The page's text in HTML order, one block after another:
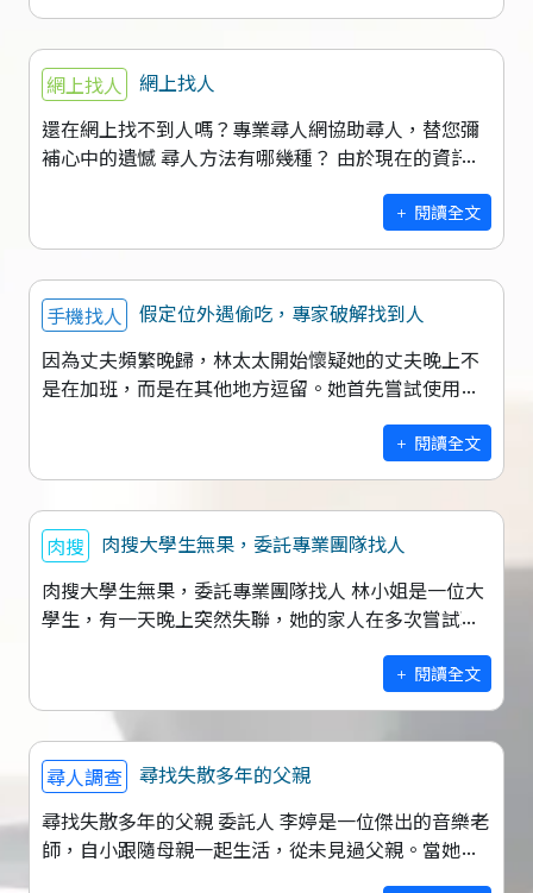
網上找人
網上找人
還在網上找不到人嗎？專業尋人網協助尋人，替您彌
補心中的遺憾 尋人方法有哪幾種？ 由於現在的資訊流
閱讀全文
手機找人
假定位外遇偷吃，專家破解找到人
因為丈夫頻繁晚歸，林太太開始懷疑她的丈夫晚上不
是在加班，而是在其他地方逗留。她首先嘗試使用手
似乎在市中心的一個辦公大樓。然而，林太 閱讀全文
肉搜
肉搜大學生無果，委託專業團隊找人
肉搜大學生無果，委託專業團隊找人 林小姐是一位大
學生，有一天晚上突然失聯，她的家人在多次嘗試聯
閱讀全文
尋人調查 尋找失散多年的父親
尋找失散多年的父親 委託人 李婷是一位傑出的音樂老
師，自小跟隨母親一起生活，從未見過父親。當她的